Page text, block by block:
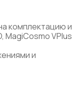
комплектацию и
MagiCosmo VPlus
и